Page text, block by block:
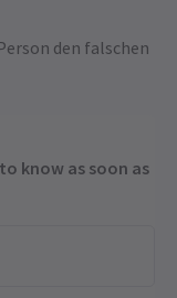
den falschen
know as soon as